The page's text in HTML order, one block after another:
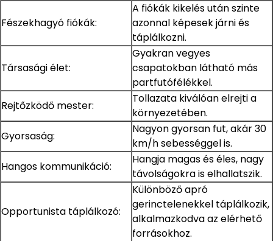
Fészekhagyó fiókák:
A fiókák kikelés után szinte
azonnal képesek járni és
táplálkozni.
Társasági élet:
Gyakran vegyes
csapatokban látható más
partfutófélékkel.
Rejtőzködő mester:
Tollazata kiválóan elrejti a
környezetében.
Gyorsaság:
Nagyon gyorsan fut, akár 30
km/h sebességgel is.
Hangos kommunikáció:
Hangja magas és éles, nagy
távolságokra is elhallatszik.
Opportunista táplálkozó:
Különböző apró
gerinctelenekkel táplálkozik,
alkalmazkodva az elérhető
forrásokhoz.